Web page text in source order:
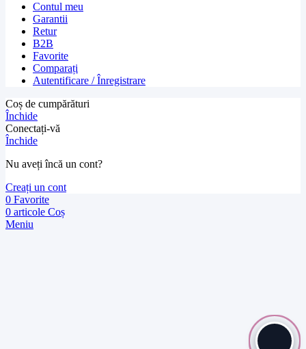
Contul meu
Garantii
Retur
B2B
Favorite
Comparați
Autentificare / Înregistrare
Coș de cumpărături
Închide
Conectați-vă
Închide
Nu aveți încă un cont?
Creați un cont
0 Favorite
0 articole Coș
Meniu